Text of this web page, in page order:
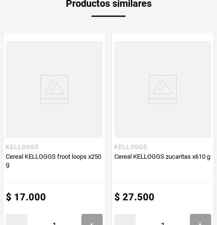
chocolatean la leche!
Producto (kg)
Productos similares
KELLOGGS
Cereal KELLOGGS froot loops x250
g
$ 17.000
KELLOGGS
Cereal KELLOGGS zucaritas x610 g
$ 27.500